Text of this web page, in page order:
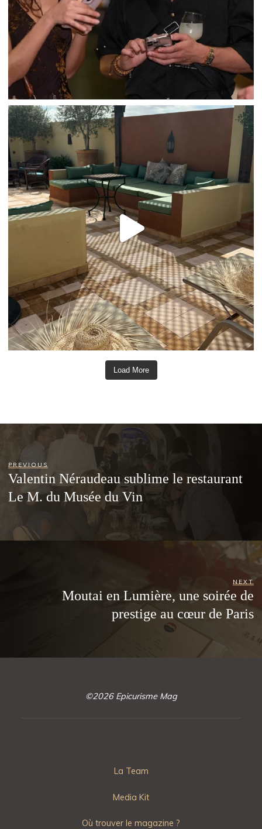
Load More
PREVIOUS
Valentin Néraudeau sublime le restaurant
Le M. du Musée du Vin
NEXT
Moutai en Lumière, une soirée de
prestige au cœur de Paris
©2026 Epicurisme Mag
La Team
Media Kit
Où trouver le magazine ?